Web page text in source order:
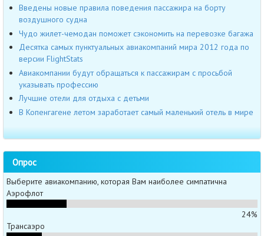
Введены новые правила поведения пассажира на борту
воздушного судна
Чудо жилет-чемодан поможет сэкономить на перевозке багажа
Десятка самых пунктуальных авиакомпаний мира 2012 года по
версии FlightStats
Авиакомпании будут обращаться к пассажирам с просьбой
указывать профессию
Лучшие отели для отдыха с детьми
В Копенгагене летом заработает самый маленький отель в мире
Опрос
Выберите авиакомпанию, которая Вам наиболее симпатична
Аэрофлот
24%
Трансаэро